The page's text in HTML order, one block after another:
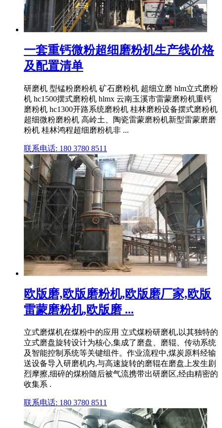
一套重钙微粉超细磨粉机生产线价格
及配置清单
研磨机 型锰粉磨粉机 矿石磨粉机 超细立磨 hlm立式磨粉
机 hc1500摆式磨粉机 hlmx 云南玉溪市雷蒙磨粉机重钙
磨粉机 hc1300开路系统磨粉机 桂林磨粉设备摆式磨粉机
超细微粉磨粉机 高岭土、陶瓷雷蒙磨粉机新型雷蒙磨磨
粉机 桂林鸿程超细磨粉机非 ...
联系电话: 180 3780 8511
欧版磨,欧版磨粉机,欧版磨厂家,欧版
雷蒙磨粉机,欧版磨 ...
立式磨煤机在煤粉中的应用 立式煤粉研磨机,以其独特的
立式磨盘旋转设计为核心,集成了磨盘、磨辊、传动系统
及智能控制系统等关键组件。作业流程中,煤炭原料经输
送设备导入研磨机内,与高速旋转的磨辊在磨盘上发生剧
烈摩擦,细碎的煤粉随后被气流携带出研磨区,经由精密的
收集系 .
联系电话: 180 3780 8511